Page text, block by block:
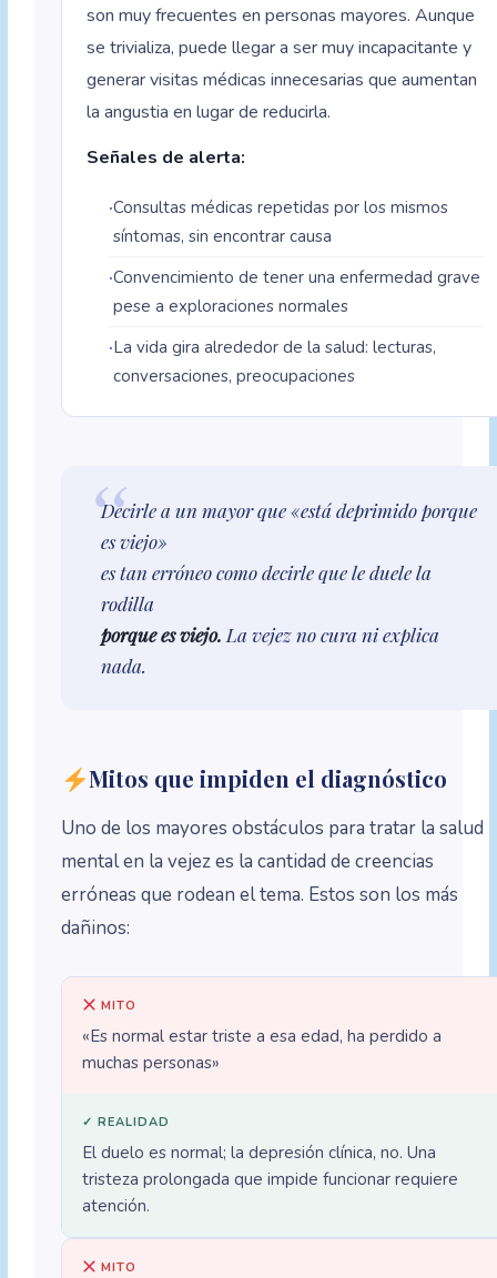
son muy frecuentes en personas mayores. Aunque
se trivializa, puede llegar a ser muy incapacitante y
generar visitas médicas innecesarias que aumentan
la angustia en lugar de reducirla.
Señales de alerta:
Consultas médicas repetidas por los mismos
síntomas, sin encontrar causa
Convencimiento de tener una enfermedad grave
pese a exploraciones normales
La vida gira alrededor de la salud: lecturas,
conversaciones, preocupaciones
Decirle a un mayor que «está deprimido porque
es viejo»
es tan erróneo como decirle que le duele la
rodilla
porque es viejo. La vejez no cura ni explica
nada.
Mitos que impiden el diagnóstico
Uno de los mayores obstáculos para tratar la salud
mental en la vejez es la cantidad de creencias
erróneas que rodean el tema. Estos son los más
dañinos:
MITO
«Es normal estar triste a esa edad, ha perdido a
muchas personas»
✓ REALIDAD
El duelo es normal; la depresión clínica, no. Una
tristeza prolongada que impide funcionar requiere
atención.
MITO